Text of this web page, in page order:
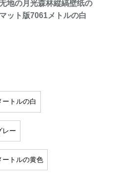
地の月光森林縦縞壁纸の
ット版7061メトルの白
トルの白
レー
ートルの黄色